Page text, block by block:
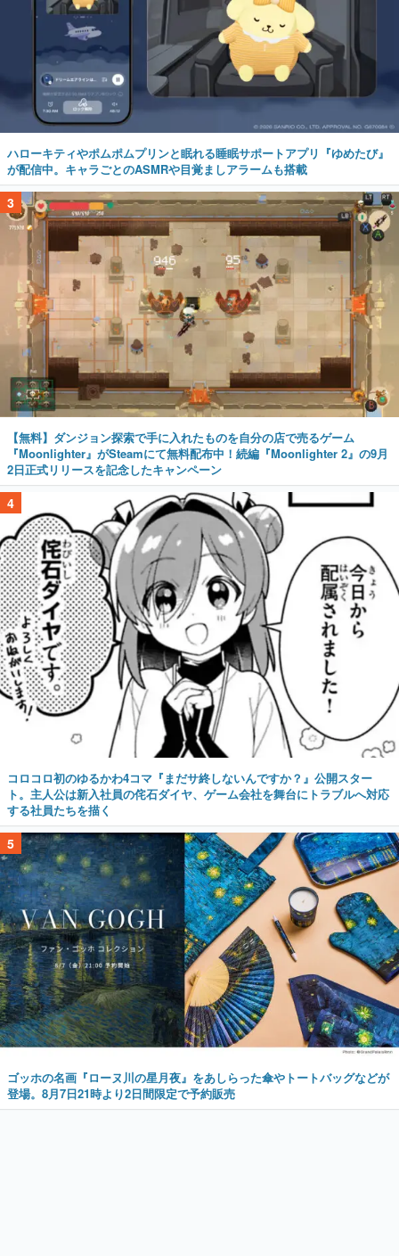
ハローキティやポムポムプリンと眠れる睡眠サポートアプリ『ゆめたび』
が配信中。キャラごとのASMRや目覚ましアラームも搭載
3
【無料】ダンジョン探索で手に入れたものを自分の店で売るゲーム
『Moonlighter』がSteamにて無料配布中！続編『Moonlighter 2』の9月
2日正式リリースを記念したキャンペーン
4
コロコロ初のゆるかわ4コマ『まだサ終しないんですか？』公開スター
ト。主人公は新入社員の侘石ダイヤ、ゲーム会社を舞台にトラブルへ対応
する社員たちを描く
5
ゴッホの名画『ローヌ川の星月夜』をあしらった傘やトートバッグなどが
登場。8月7日21時より2日間限定で予約販売